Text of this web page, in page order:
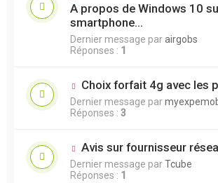
A propos de Windows 10
smartphone...
Dernier message parairgobs
Réponses : 1
Choix forfait 4g avec les
Dernier message par
Réponses : 3
Avis sur fournisseur
Dernier message parTcube
Réponses : 1